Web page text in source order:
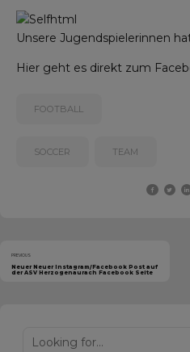
Unsere Jugendspielerinnen
Hier geht es direkt zum
FOOTBALL
SOCCER TEAM
PREVIOUS
Neuer Neuer Instagram/Facebook Post auf
der ASV Herzogenaurach Facebook Seite